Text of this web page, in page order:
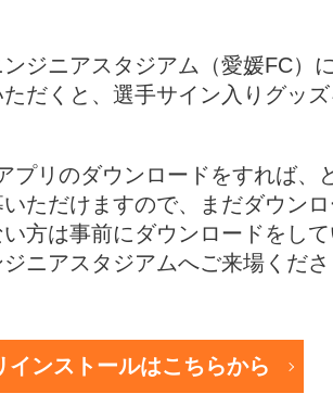
ジニアスタジアム（愛媛FC）
ただくと、選手サイン入りグッ
プリのダウンロードをすれば、
ただけますので、まだダウン
い方は事前にダウンロードをし
ニアスタジアムへご来場くださ
インストールはこちらから